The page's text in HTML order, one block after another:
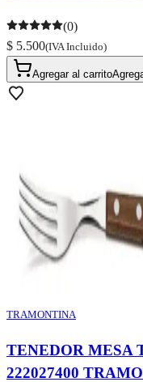
(0)
$ 5.500(IVA Incluido)
Agregar al carrito
TRAMONTINA
TENEDOR MESA
222027400